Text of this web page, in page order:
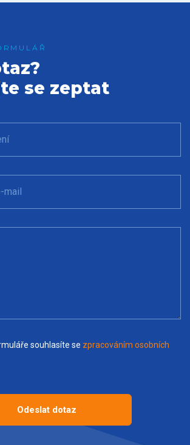
se zeptat
souhlasíte se zpracováním osobních
Odeslat dotaz